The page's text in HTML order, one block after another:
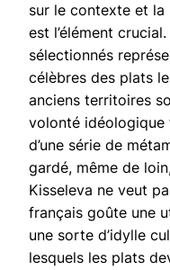
sur le contexte et
est l’élément
sélectionnés
célèbres des plats
anciens territoires
volonté
d’une série de
gardé, même de
Kisseleva ne veut
français goûte une
une sorte d’idylle
lesquels les plats